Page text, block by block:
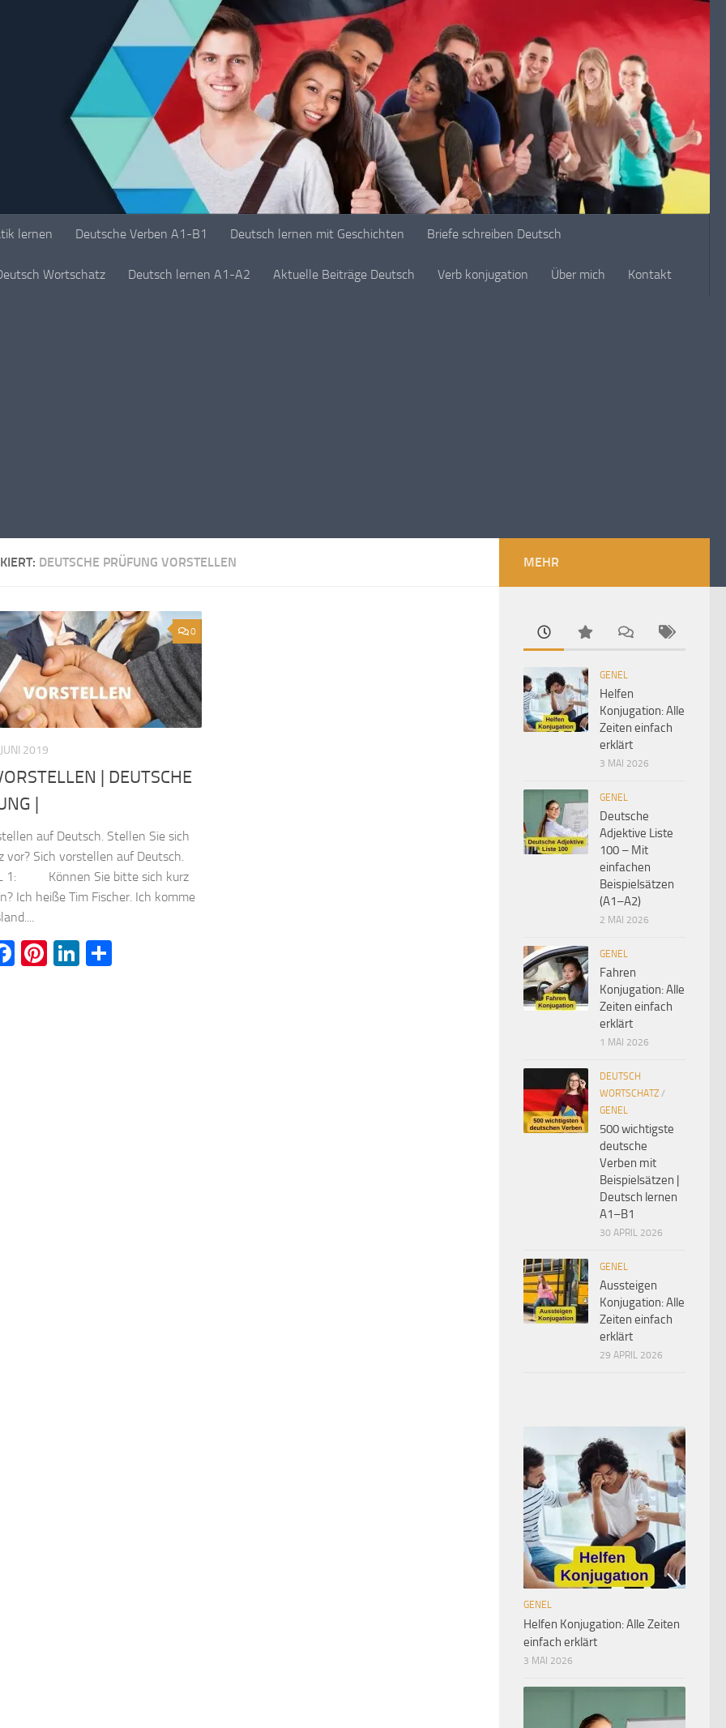
lernen Deutsche Verben A1-B1 Deutsch lernen mit Geschichten Briefe schreiben Deutsch
Wortschatz Deutsch lernen A1-A2 Aktuelle Beiträge Deutsch Verb konjugation Über mich Kontakt
DEUTSCHE PRÜFUNG VORSTELLEN
0
2019
| DEUTSCHE
|
auf Deutsch. Stellen Sie sich
vor? Sich vorstellen auf Deutsch.
1: Können Sie bitte sich kurz
Ich heiße Tim Fischer. Ich komme
Facebook
Pinterest
LinkedIn
MEHR
GENEL
Helfen
Konjugation: Alle
Zeiten einfach
erklärt
3 MAI 2026
GENEL
Deutsche
Adjektive Liste
100 – Mit
einfachen
Beispielsätzen
(A1–A2)
2 MAI 2026
GENEL
Fahren
Konjugation: Alle
Zeiten einfach
erklärt
1 MAI 2026
DEUTSCH
WORTSCHATZ /
GENEL
500 wichtigste
deutsche
Verben mit
Beispielsätzen |
Deutsch lernen
A1–B1
30 APRIL 2026
GENEL
Aussteigen
Konjugation: Alle
Zeiten einfach
erklärt
29 APRIL 2026
GENEL
Helfen Konjugation: Alle Zeiten
einfach erklärt
3 MAI 2026